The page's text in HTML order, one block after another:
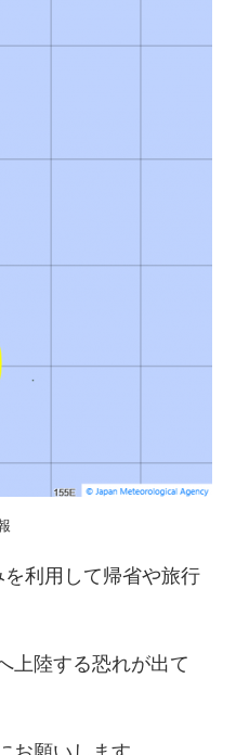
利用して帰省や旅行
上陸する恐れが出て